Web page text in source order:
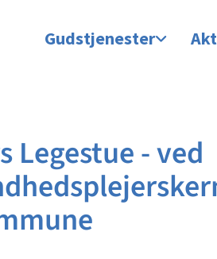
Gudstjenester
Legestue - ved